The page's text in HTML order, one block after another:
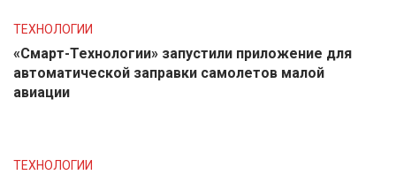
ТЕХНОЛОГИИ
«Смарт-Технологии» запустили приложение для
автоматической заправки самолетов малой
авиации
ТЕХНОЛОГИИ